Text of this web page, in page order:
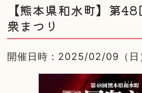
【熊本県和水町】第
衆まつり
開催日時：2025/02/09（日